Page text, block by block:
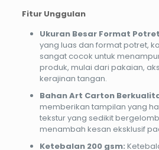
Fitur Unggulan
Ukuran Besar Format
yang luas dan format potret,
sangat cocok untuk
produk, mulai dari pakaian,
kerajinan tangan.
Bahan Art Carton
memberikan tampilan yang
tekstur yang sedikit
menambah kesan eksklusif
Ketebalan 200 gsm: